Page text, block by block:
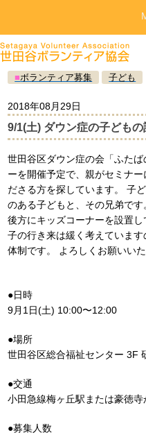
■ボランティア募集 子ども
2018年08月29日
9/1(土) ダウン症の子ども
世田谷区ダウン症の会「ふた
ーを開催予定で、親がセミナ
ださる方を探しています。 子
のある子どもと、その兄弟で
後方にキッズコーナーを設置
子の行き来は緩く考えていま
体制です。 よろしくお願いいた
●日時
9月1日(土) 10:00〜12:00
●場所
世田谷区総合福祉センター 3F
●交通
小田急線梅ヶ丘駅または豪徳
●募集人数